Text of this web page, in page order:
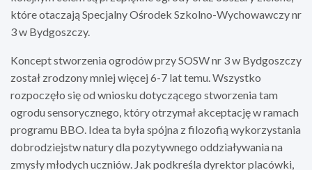
które otaczają Specjalny Ośrodek Szkolno-Wychowawczy nr
3 w Bydgoszczy.
Koncept stworzenia ogrodów przy SOSW nr 3 w Bydgoszczy
został zrodzony mniej więcej 6-7 lat temu. Wszystko
rozpoczęło się od wniosku dotyczącego stworzenia tam
ogrodu sensorycznego, który otrzymał akceptację w ramach
programu BBO. Idea ta była spójna z filozofią wykorzystania
dobrodziejstw natury dla pozytywnego oddziaływania na
zmysły młodych uczniów. Jak podkreśla dyrektor placówki,